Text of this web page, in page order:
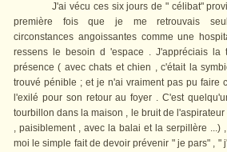
J'ai vécu ces six jours de " célibat"
première fois que je me retrouvais
circonstances angoissantes comme une
ressens le besoin d 'espace . J'appréciais
présence ( avec chats et chien , c'était la
trouvé pénible ; et je n'ai vraiment pas pu
l'exilé pour son retour au foyer . C'est
tourbillon dans la maison , le bruit de
, paisiblement , avec la balai et la serpillère
moi le simple fait de devoir prévenir " je pars" ,